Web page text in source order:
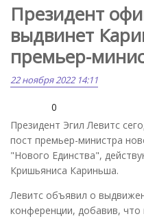
Президент
выдвинет
премьер-
22 ноября 2022 14:11
0
Президент Эгил Левитс
пост премьер-министра
"Нового Единства",
Кришьяниса Кариньша.
Левитс объявил о
конференции, добавив,